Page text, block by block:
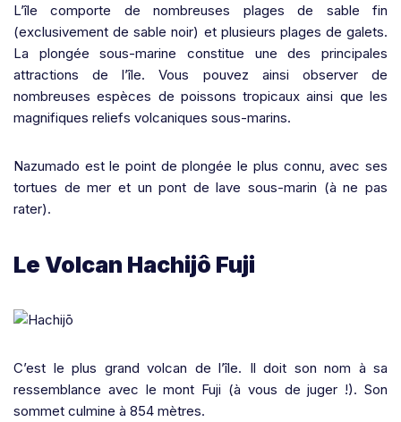
L’île comporte de nombreuses plages de sable fin
(exclusivement de sable noir) et plusieurs plages de galets.
La plongée sous-marine constitue une des principales
attractions de l’île. Vous pouvez ainsi observer de
nombreuses espèces de poissons tropicaux ainsi que les
magnifiques reliefs volcaniques sous-marins.
Nazumado est le point de plongée le plus connu, avec ses
tortues de mer et un pont de lave sous-marin (à ne pas
rater).
Le Volcan Hachijô Fuji
C’est le plus grand volcan de l’île. Il doit son nom à sa
ressemblance avec le mont Fuji (à vous de juger !). Son
sommet culmine à 854 mètres.